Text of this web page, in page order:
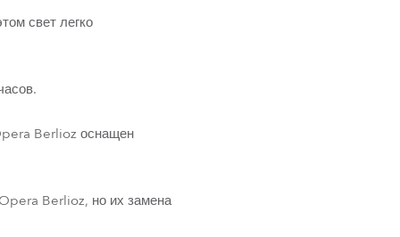
свет легко
Berlioz оснащен
Berlioz, но их замена